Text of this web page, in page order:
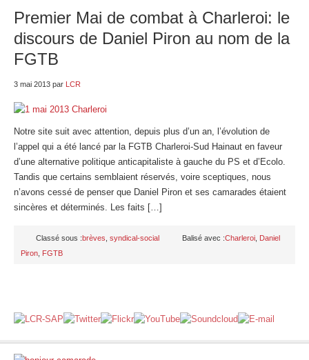
Premier Mai de combat à Charleroi: le
discours de Daniel Piron au nom de la
FGTB
3 mai 2013 par LCR
Notre site suit avec attention, depuis plus d’un an, l’évolution de
l’appel qui a été lancé par la FGTB Charleroi-Sud Hainaut en faveur
d’une alternative politique anticapitaliste à gauche du PS et d’Ecolo.
Tandis que certains semblaient réservés, voire sceptiques, nous
n’avons cessé de penser que Daniel Piron et ses camarades étaient
sincères et déterminés. Les faits […]
Classé sous :brèves syndical-social Balisé avec :Charleroi Daniel
Piron FGTB